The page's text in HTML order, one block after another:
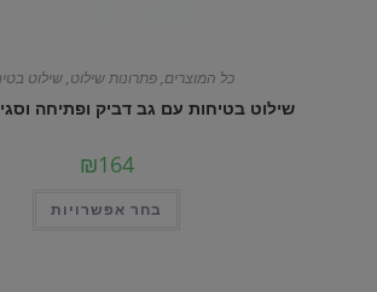
כל המוצרים,פתרונות שילוט,שילוט
שילוט בטיחות עם גב דביק ופתיחה
₪164
בחר אפשרויות